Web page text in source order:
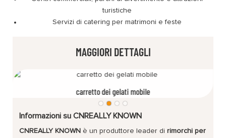
turistiche
Servizi di catering per matrimoni e feste
MAGGIORI DETTAGLI
carretto dei gelati mobile
Informazioni su CNREALLY KNOWN
CNREALLY KNOWN è un produttore leader dirimorchi per